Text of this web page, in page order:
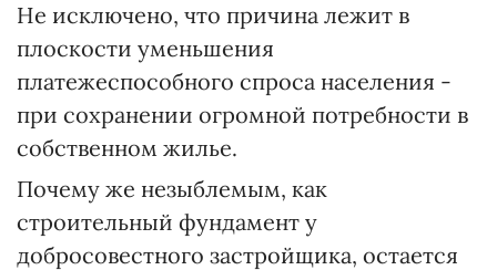
Не исключено, что причина лежит в
плоскости уменьшения
платежеспособного спроса населения -
при сохранении огромной потребности в
собственном жилье.
Почему же незыблемым, как
строительный фундамент у
добросовестного застройщика, остается